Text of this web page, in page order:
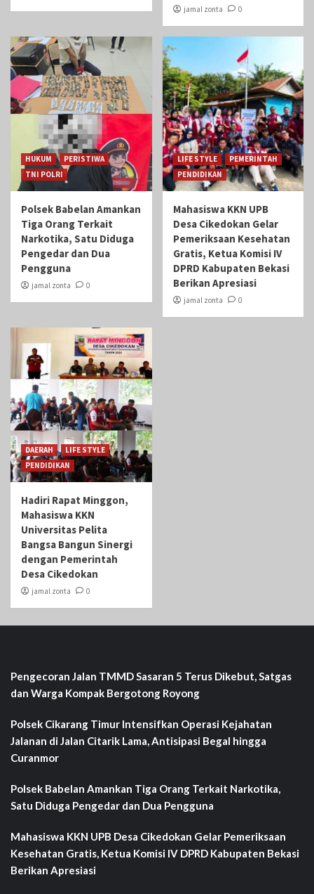
jamal zonta 0
HUKUM
PERISTIWA
TNI POLRI
Polsek Babelan Amankan
Tiga Orang Terkait
Narkotika, Satu Diduga
Pengedar dan Dua
Pengguna
jamal zonta 0
LIFE STYLE
PEMERINTAH
PENDIDIKAN
Mahasiswa KKN UPB
Desa Cikedokan Gelar
Pemeriksaan Kesehatan
Gratis, Ketua Komisi IV
DPRD Kabupaten Bekasi
Berikan Apresiasi
jamal zonta 0
DAERAH
LIFE STYLE
PENDIDIKAN
Hadiri Rapat Minggon,
Mahasiswa KKN
Universitas Pelita
Bangsa Bangun Sinergi
dengan Pemerintah
Desa Cikedokan
jamal zonta 0
Pengecoran Jalan TMMD Sasaran 5 Terus Dikebut, Satgas
dan Warga Kompak Bergotong Royong
Polsek Cikarang Timur Intensifkan Operasi Kejahatan
Jalanan di Jalan Citarik Lama, Antisipasi Begal hingga
Curanmor
Polsek Babelan Amankan Tiga Orang Terkait Narkotika,
Satu Diduga Pengedar dan Dua Pengguna
Mahasiswa KKN UPB Desa Cikedokan Gelar Pemeriksaan
Kesehatan Gratis, Ketua Komisi IV DPRD Kabupaten Bekasi
Berikan Apresiasi